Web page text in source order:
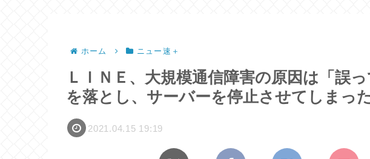
ホーム ニュー速＋
ＬＩＮＥ、大規模通信障害の原因は「誤
を落とし、サーバーを停止させてしまった
2021.04.15 19:19